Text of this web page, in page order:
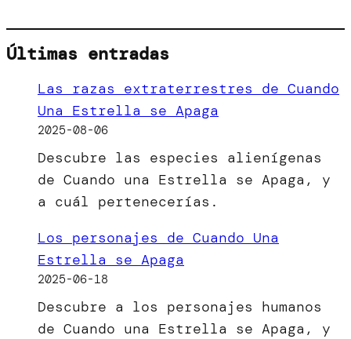
Últimas entradas
Las razas extraterrestres de Cuando
Una Estrella se Apaga
2025-08-06
Descubre las especies alienígenas
de Cuando una Estrella se Apaga, y
a cuál pertenecerías.
Los personajes de Cuando Una
Estrella se Apaga
2025-06-18
Descubre a los personajes humanos
de Cuando una Estrella se Apaga, y